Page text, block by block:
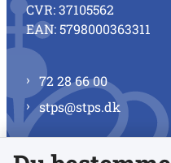
CVR: 37105562
EAN: 5798000363311
72 28 66 00
stps@stps.dk